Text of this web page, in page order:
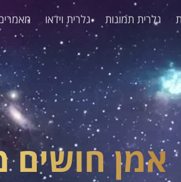
גלרית תמונות גלרית וידאו
אמן חושים